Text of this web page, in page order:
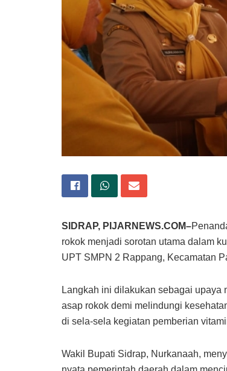
SIDRAP, PIJARNEWS.COM–
rokok menjadi sorotan utama dalam
UPT SMPN 2 Rappang, Kecamatan
Langkah ini dilakukan sebagai
asap rokok demi melindungi
di sela-sela kegiatan pemberian
Wakil Bupati Sidrap, Nurkanaah,